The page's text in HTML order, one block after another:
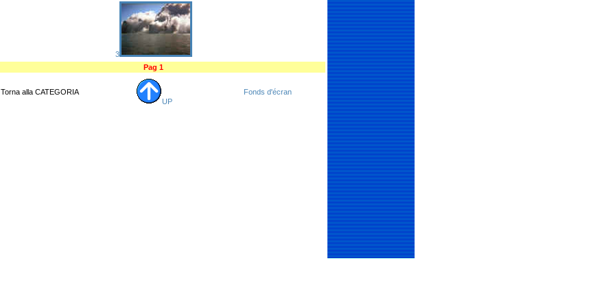
3
Pag 1
Torna alla CATEGORIA
UP
Fonds d'écran